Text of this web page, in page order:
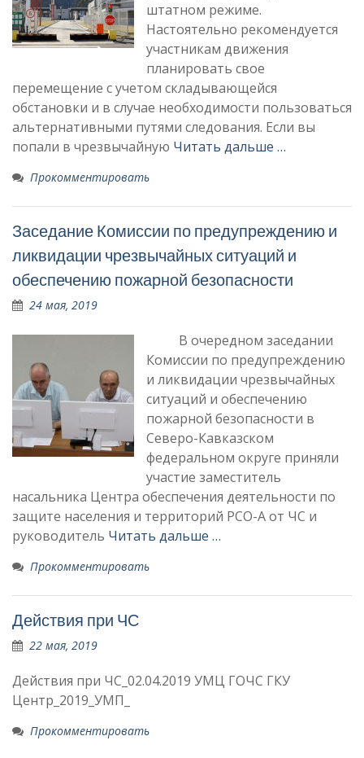
штатном режиме.
Настоятельно рекомендуется
участникам движения
планировать свое
перемещение с учетом складывающейся
обстановки и в случае необходимости пользоваться
альтернативными путями следования. Если вы
попали в чрезвычайную Читать дальше …
Прокомментировать
Заседание Комиссии по предупреждению и
ликвидации чрезвычайных ситуаций и
обеспечению пожарной безопасности
24 мая, 2019
В очередном заседании
Комиссии по предупреждению
и ликвидации чрезвычайных
ситуаций и обеспечению
пожарной безопасности в
Северо-Кавказском
федеральном округе приняли
участие заместитель
насальника Центра обеспечения деятельности по
защите населения и территорий РСО-А от ЧС и
руководитель Читать дальше …
Прокомментировать
Действия при ЧС
22 мая, 2019
Действия при ЧС_02.04.2019 УМЦ ГОЧС ГКУ
Центр_2019_УМП_
Прокомментировать